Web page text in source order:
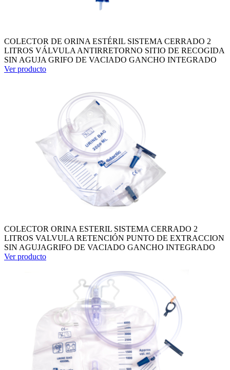
COLECTOR DE ORINA ESTÉRIL SISTEMA CERRADO 2
LITROS VÁLVULA ANTIRRETORNO SITIO DE RECOGIDA
SIN AGUJA GRIFO DE VACIADO GANCHO INTEGRADO
Ver producto
COLECTOR ORINA ESTERIL SISTEMA CERRADO 2
LITROS VALVULA RETENCIÓN PUNTO DE EXTRACCION
SIN AGUJAGRIFO DE VACIADO GANCHO INTEGRADO
Ver producto